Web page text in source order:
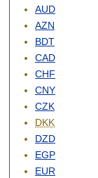
AUD
AZN
BDT
CAD
CHF
CNY
CZK
DKK
DZD
EGP
EUR